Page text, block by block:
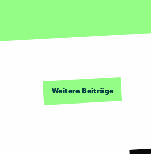
Weitere Beiträge